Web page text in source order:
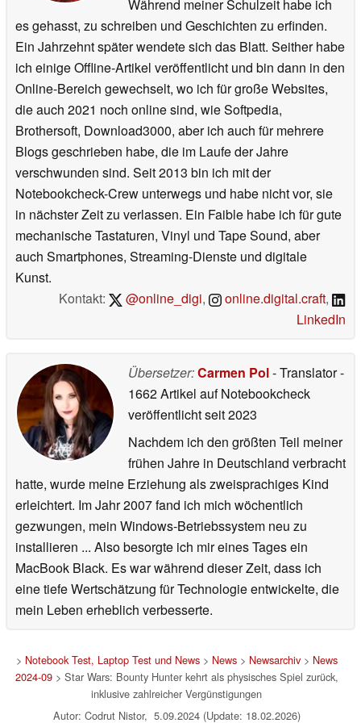
before the events ofStar Wars: Episode II - Attack of the
Clones™. Face off against foes and maneuver through
acrobatic battles in this adaption optimized for today's
consoles and hardware.
Armed to the Teeth
Fight your way through the galaxy's underbelly, equipped
with Dual Blasters, your Flamethrower, Whipcord, and
pure Mandalorian Rage.
production and distribution of premium physical video
games. Founded in 2015, they have published over
1,000 physical games and soundtracks in addition to
winning several awards for their bespoke Collector's
Editions. Limited Run is the gold standard in bringing
digital games to physical form for casual fans and
collectors alike. Visitlimitedrungames.com
for the latest
offerings, or follow the brand on your social media
platform of choice for all LRG-related
updates: @limitedrungames .
Aspyr is a leading entertainment publisher that creates,
packages, and delivers fun to millions around the world.
Während meiner Schulzeit habe ich
es gehasst, zu schreiben und Geschichten zu erfinden.
Ein Jahrzehnt später wendete sich das Blatt. Seither habe
ich einige Offline-Artikel veröffentlicht und bin dann in den
Online-Bereich gewechselt, wo ich für große Websites,
die auch 2021 noch online sind, wie Softpedia,
Brothersoft, Download3000, aber ich auch für mehrere
Blogs geschrieben habe, die im Laufe der Jahre
verschwunden sind. Seit 2013 bin ich mit der
Notebookcheck-Crew unterwegs und habe nicht vor, sie
in nächster Zeit zu verlassen. Ein Faible habe ich für gute
mechanische Tastaturen, Vinyl und Tape Sound, aber
auch Smartphones, Streaming-Dienste und digitale
Kunst.
Kontakt:
@online_digi, online.digital.craft,
LinkedIn
Übersetzer:Carmen Pol- Translator-
1662 Artikel auf Notebookcheck
veröffentlichtseit 2023
Nachdem ich den größten Teil meiner
frühen Jahre in Deutschland verbracht
hatte, wurde meine Erziehung als zweisprachiges Kind
erleichtert. Im Jahr 2007 fand ich mich wöchentlich
gezwungen, mein Windows-Betriebssystem neu zu
installieren ... Also besorgte ich mir eines Tages ein
MacBook Black. Es war während dieser Zeit, dass ich
eine tiefe Wertschätzung für Technologie entwickelte, die
mein Leben erheblich verbesserte.
> Notebook Test, Laptop Test und News> News> Newsarchiv> News
2024-09> Star Wars: Bounty Hunter kehrt als physisches Spiel zurück,
inklusive zahlreicher Vergünstigungen
Autor: Codrut Nistor, 5.09.2024 (Update: 18.02.2026)